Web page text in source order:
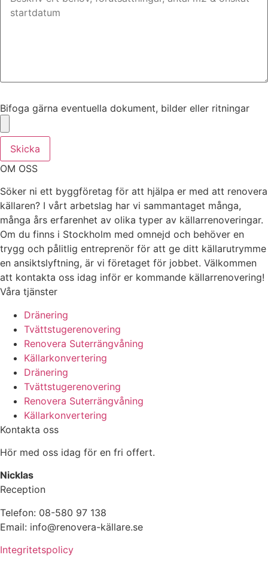
Bifoga gärna eventuella dokument, bilder eller ritningar
Skicka
OM OSS
Söker ni ett byggföretag för att hjälpa er med att renovera
källaren? I vårt arbetslag har vi sammantaget många,
många års erfarenhet av olika typer av källarrenoveringar.
Om du finns i Stockholm med omnejd och behöver en
trygg och pålitlig entreprenör för att ge ditt källarutrymme
en ansiktslyftning, är vi företaget för jobbet. Välkommen
att kontakta oss idag inför er kommande källarrenovering!
Våra tjänster
Dränering
Tvättstugerenovering
Renovera Suterrängvåning
Källarkonvertering
Dränering
Tvättstugerenovering
Renovera Suterrängvåning
Källarkonvertering
Kontakta oss
Hör med oss idag för en fri offert.
Nicklas
Reception
Telefon: 08-580 97 138
Email: info@renovera-källare.se
Integritetspolicy